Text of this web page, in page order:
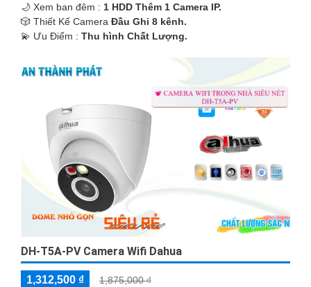
🌙 Xem ban đêm : 1 HDD Thêm 1 Camera IP.
🎲 Thiết Kế Camera Đầu Ghi 8 kênh.
️💫 Ưu Điểm : Thu hình Chất Lượng.
DH-T5A-PV Camera Wifi Dahua
1,312,500 ₫ 1,875,000 ₫